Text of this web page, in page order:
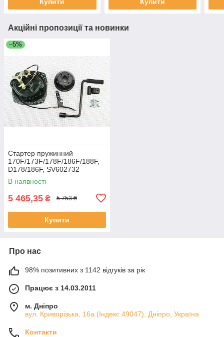
Акційні пропозиції та новинки
–5%
Стартер пружинний
170F/173F/178F/186F/188F,
D178/186F, SV602732
В наявності
5 465,35 ₴ 5 753 ₴
Купити
Про нас
98% позитивних з 1142 відгуків за рік
Працює з 14.03.2011
м. Дніпро
вул. Криворізька, 16а (Індекс 49047), Дніпро, Україна
Контакти